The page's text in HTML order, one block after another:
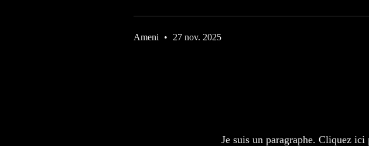
Ameni • 27 nov. 2025
Je suis un paragraphe. Cliquez